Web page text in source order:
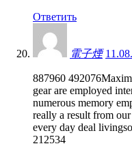
Ответить
電子煙
887960
gear are employed
numerous memory
really a result from
every day deal
212534